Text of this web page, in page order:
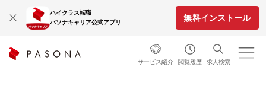
ハイクラス転職
パソナキャリア公式アプリ
無料インストール
サービス紹介 閲覧履歴 求人検索